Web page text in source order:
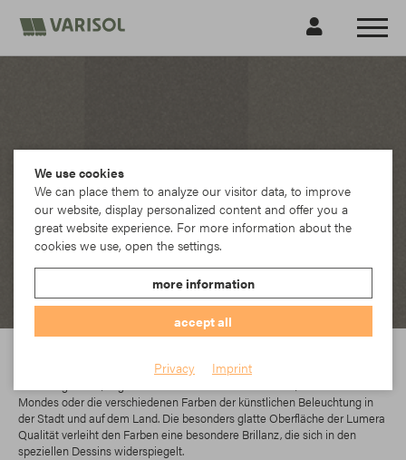
Mondes oder die verschiedenen Farben der künstlichen Beleuchtung in
der Stadt und auf dem Land. Die besonders glatte Oberfläche der Lumera
Qualität verleiht den Farben eine besondere Brillanz, die sich in den
speziellen Dessins widerspiegelt.
We use cookies
We can place them to analyze our visitor data, to improve
our website, display personalized content and offer you a
great website experience. For more information about the
cookies we use, open the settings.
more information
accept all
Privacy Imprint